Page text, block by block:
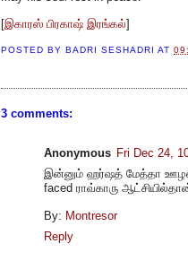
[இகாரஸ் பிரகாஷ் இரங்கல்]
POSTED BY BADRI SESHADRI AT
3 comments:
Anonymous Fri Dec 24,
இன்னும் ஹர்ஷத் மேத்தா
faced ராவ்காரு
By: Montresor
Reply